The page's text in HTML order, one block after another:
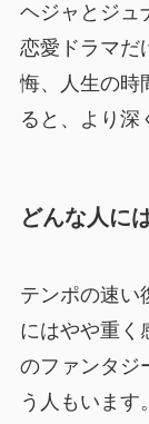
ヘジャとジュ
恋愛ドラマだ
悔、人生の時
ると、より深
どんな人に
テンポの速い
にはやや重く
のファンタジ
う人もいます。